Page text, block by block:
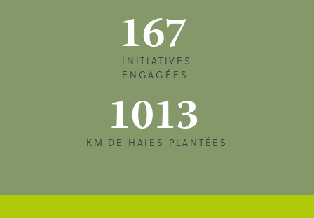
167
INITIATIVES
ENGAGÉES
1013
KM DE HAIES PLANTÉES